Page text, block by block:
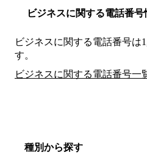
ビジネスに関する電話番号
ビジネスに関する電話番号は
す。
ビジネスに関する電話番号一
種別から探す